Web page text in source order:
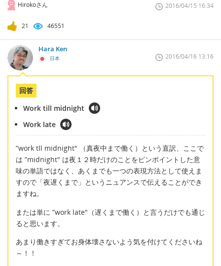
Hirokoさん 2016/04/15 16:34
21 46551
Hara Ken
日本 2016/04/16 13:16
回答
Work till midnight
Work late
”work tll midnight" （真夜中まで働く）という直訳、ここで
は ”midnight" は夜１２時だけのことをピンポイントした意
味の単語ではなく、あくまでも一つの表現方法として使えま
すので「夜遅くまで」というニュアンスで伝えることができ
ますね。
または単に ”work late"（遅くまで働く）と言うだけでも通じ
ると思います。
あまり働きすぎてお身体壊さないよう気を付けてくださいね
～！！